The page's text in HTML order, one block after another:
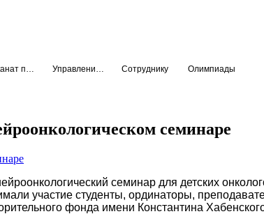
Сотруднику Олимпиады
семинаре
семинар для детских
участие студенты, ординаторы,
фонда имени Константина